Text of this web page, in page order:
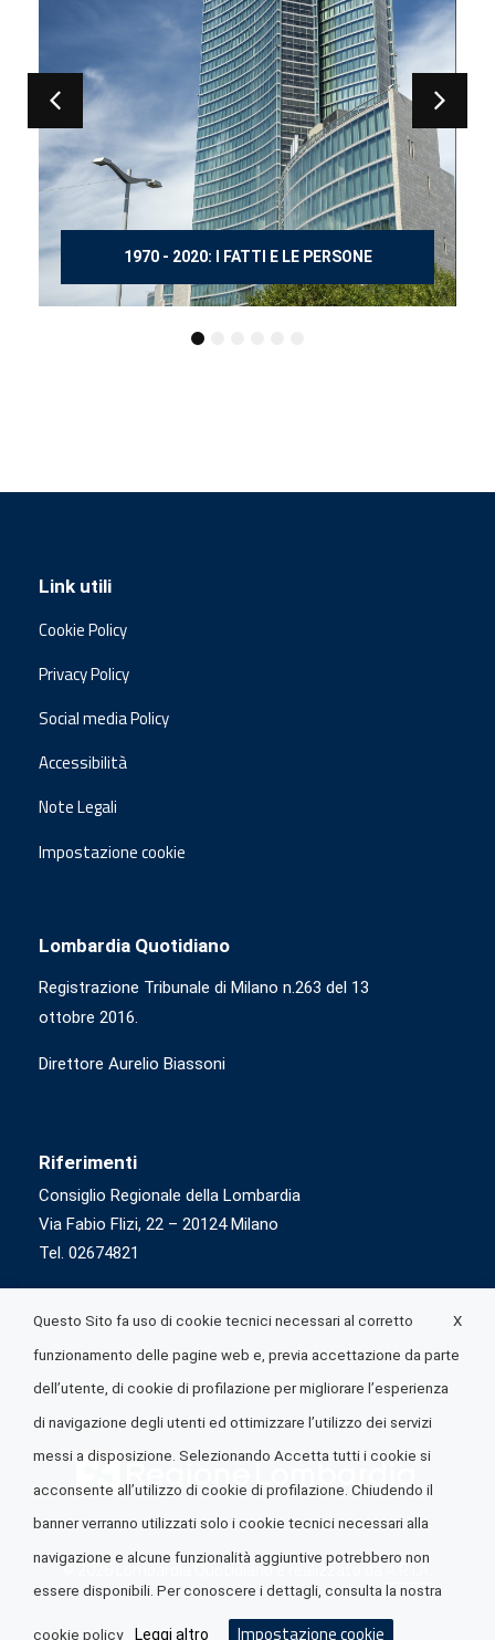
150 ANNI DOPO MANZONI
Link utili
Cookie Policy
Privacy Policy
Social media Policy
Accessibilità
Note Legali
Impostazione cookie
Lombardia Quotidiano
Registrazione Tribunale di Milano n.263 del 13
ottobre 2016.
Direttore Aurelio Biassoni
Riferimenti
Consiglio Regionale della Lombardia
Via Fabio Flizi, 22 – 20124 Milano
Tel. 02674821
© 2026 Lombardia Quotidiano è realizzato daA.R.I.A.
X
Questo Sito fa uso di cookie tecnici necessari al corretto
funzionamento delle pagine web e, previa accettazione da parte
dell’utente, di cookie di profilazione per migliorare l’esperienza
di navigazione degli utenti ed ottimizzare l’utilizzo dei servizi
messi a disposizione. Selezionando Accetta tutti i cookie si
acconsente all’utilizzo di cookie di profilazione. Chiudendo il
banner verranno utilizzati solo i cookie tecnici necessari alla
navigazione e alcune funzionalità aggiuntive potrebbero non
essere disponibili. Per conoscere i dettagli, consulta la nostra
cookie policy Leggi altro Impostazione cookie